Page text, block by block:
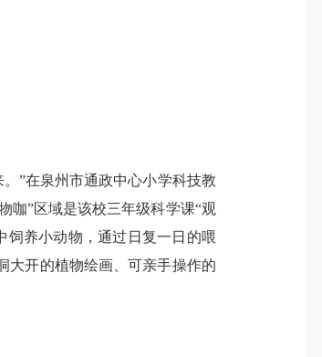
”在泉州市通政中心小学科技教
咖”区域是该校三年级科学课“观
饲养小动物，通过日复一日的喂
大开的植物绘画、可亲手操作的